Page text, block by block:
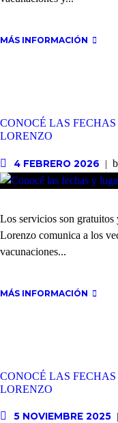
MÁS INFORMACIÓN
CONOCÉ LAS
LORENZO
4 FEBRERO 2026
Los servicios son
Lorenzo comunica a los
vacunaciones...
MÁS INFORMACIÓN
CONOCÉ LAS
LORENZO
5 NOVIEMBRE 2025